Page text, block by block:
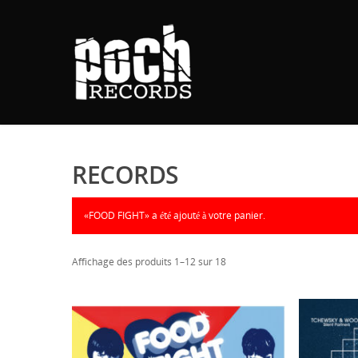
RECORDS
«FOOD FIGHT» a été ajouté à votre panier.
Affichage des produits 1–12 sur 18